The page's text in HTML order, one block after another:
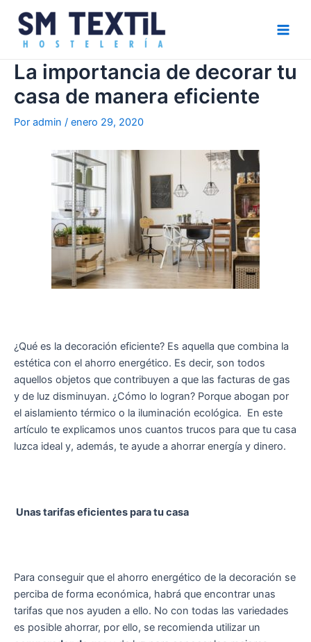
contenido
La importancia de decorar tu
casa de manera eficiente
Por admin / enero 29, 2020
¿Qué es la decoración eficiente? Es aquella que combina la
estética con el ahorro energético. Es decir, son todos
aquellos objetos que contribuyen a que las facturas de gas
y de luz disminuyan. ¿Cómo lo logran? Porque abogan por
el aislamiento térmico o la iluminación ecológica. En este
artículo te explicamos unos cuantos trucos para que tu casa
luzca ideal y, además, te ayude a ahorrar energía y dinero.
Unas tarifas eficientes para tu casa
Para conseguir que el ahorro energético de la decoración se
perciba de forma económica, habrá que encontrar unas
tarifas que nos ayuden a ello. No con todas las variedades
es posible ahorrar, por ello, se recomienda utilizar un
de
entradas